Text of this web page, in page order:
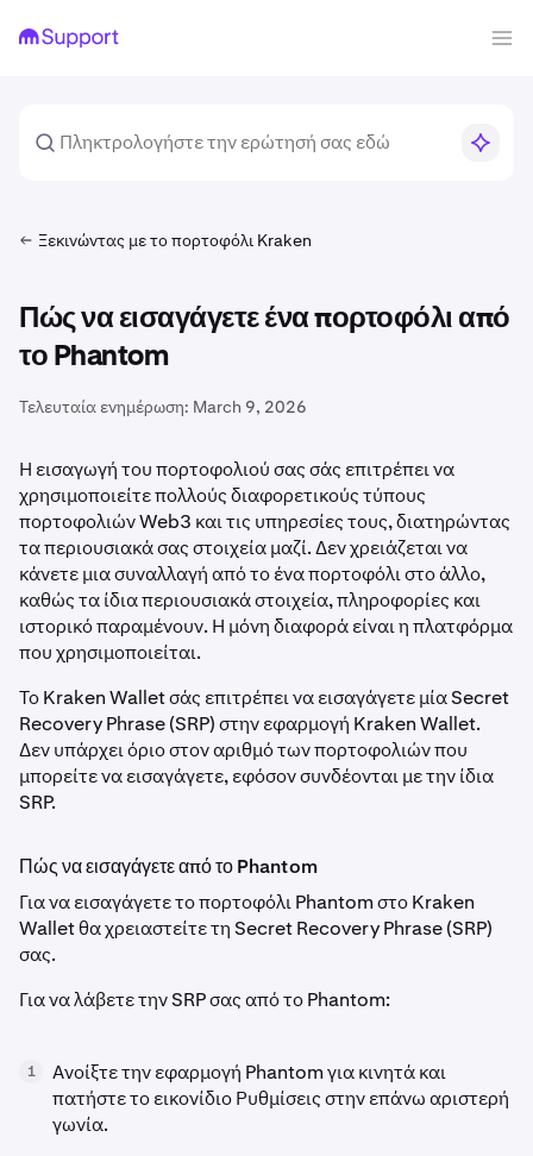
Ξεκινώντας με το πορτοφόλι Kraken
Πώς να εισαγάγετε ένα πορτοφόλι από
το Phantom
Τελευταία ενημέρωση: March 9, 2026
Η εισαγωγή του πορτοφολιού σας σάς επιτρέπει να
χρησιμοποιείτε πολλούς διαφορετικούς τύπους
πορτοφολιών Web3 και τις υπηρεσίες τους, διατηρώντας
τα περιουσιακά σας στοιχεία μαζί. Δεν χρειάζεται να
κάνετε μια συναλλαγή από το ένα πορτοφόλι στο άλλο,
καθώς τα ίδια περιουσιακά στοιχεία, πληροφορίες και
ιστορικό παραμένουν. Η μόνη διαφορά είναι η πλατφόρμα
που χρησιμοποιείται.
Το Kraken Wallet σάς επιτρέπει να εισαγάγετε μία Secret
Recovery Phrase (SRP) στην εφαρμογή Kraken Wallet.
Δεν υπάρχει όριο στον αριθμό των πορτοφολιών που
μπορείτε να εισαγάγετε, εφόσον συνδέονται με την ίδια
SRP.
Πώς να εισαγάγετε από το Phantom
Για να εισαγάγετε το πορτοφόλι Phantom στο Kraken
Wallet θα χρειαστείτε τη Secret Recovery Phrase (SRP)
σας.
Για να λάβετε την SRP σας από το Phantom:
1
Ανοίξτε την εφαρμογή Phantom για κινητά και
πατήστε το εικονίδιο Ρυθμίσεις στην επάνω αριστερή
γωνία.